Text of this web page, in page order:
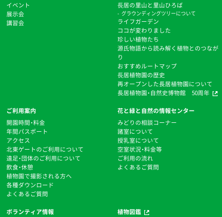
イベント
展示会
講習会
⻑居の里山と里山ひろば
グラウンディングツリーについて
ライフガーデン
ココが変わりました
珍しい植物たち
源氏物語から読み解く植物とのつなが
り
おすすめルートマップ
⻑居植物園の歴史
再オープンした長居植物園について
長居植物園・自然史博物館 50周年
ご利用案内
開園時間・料金
年間パスポート
アクセス
北東ゲートのご利用について
遠足・団体のご利用について
飲食・休憩
植物園で撮影される方へ
各種ダウンロード
よくあるご質問
花と緑と自然の情報センター
みどりの相談コーナー
諸室について
授乳室について
空室状況・料金等
ご利用の流れ
よくあるご質問
ボランティア情報
植物図鑑